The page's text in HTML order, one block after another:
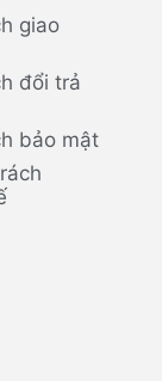
giao
đổi trả
bảo mật